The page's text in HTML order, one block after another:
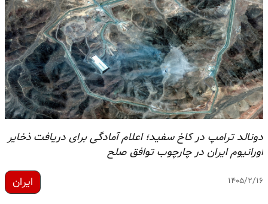
دونالد ترامپ در کاخ سفید؛ اعلام آمادگی برای دریافت ذخایر
اورانیوم ایران در چارچوب توافق صلح
۱۴۰۵/۲/۱۶ ایران